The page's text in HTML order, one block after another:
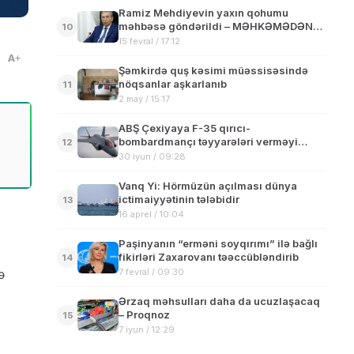
A
10
Ramiz Mehdiyevin yaxın qohumu
məhbəsə göndərildi – MƏHKƏMƏDƏN
TƏCİLİ QƏRAR
15 fevral / 17:12
11
Şəmkirdə quş kəsimi müəssisəsində
nöqsanlar aşkarlanıb
2 may / 15:17
12
ABŞ Çexiyaya F-35 qırıcı-
bombardmançı təyyarələri verməyi
planlaşdırır
30 iyun / 09:28
13
Vanq Yi: Hörmüzün açılması dünya
ictimaiyyətinin tələbidir
16 aprel / 10:04
14
Paşinyanın “erməni soyqırımı” ilə bağlı
fikirləri Zaxarovanı təəccübləndirib
7 fevral / 09:30
15
Ərzaq məhsulları daha da ucuzlaşacaq
– Proqnoz
7 iyun / 12:29